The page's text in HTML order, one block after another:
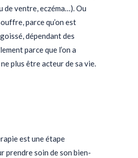
de ventre, eczéma…). Ou
parce qu’on est
dépendant des
parce que l’on a
ne plus être acteur de sa vie.
est une étape
prendre soin de son bien-